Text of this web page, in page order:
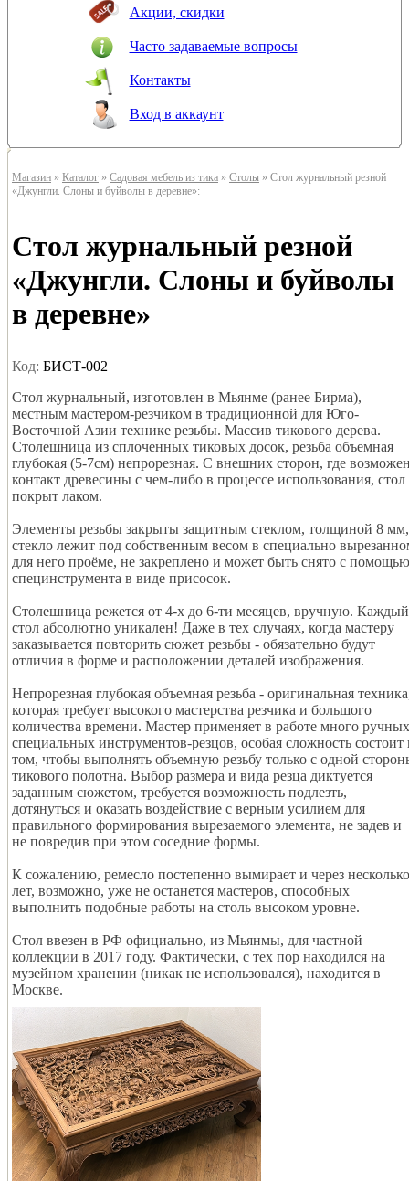
Акции, скидки
Часто задаваемые вопросы
Контакты
Вход в аккаунт
Магазин » Каталог » Садовая мебель из тика » Столы » Стол журнальный резной
«Джунгли. Слоны и буйволы в деревне»:
Стол журнальный резной
«Джунгли. Слоны и буйволы
в деревне»
Код: БИСТ-002
Стол журнальный, изготовлен в Мьянме (ранее Бирма),
местным мастером-резчиком в традиционной для Юго-
Восточной Азии технике резьбы. Массив тикового дерева.
Столешница из сплоченных тиковых досок, резьба объемная
глубокая (5-7см) непрорезная. С внешних сторон, где
контакт древесины с чем-либо в процессе использования, стол
покрыт лаком.
Элементы резьбы закрыты защитным стеклом, толщиной 8 мм,
стекло лежит под собственным весом в специально
для него проёме, не закреплено и может быть снято с помощью
специнструмента в виде присосок.
Столешница режется от 4-х до 6-ти месяцев, вручную. Каждый
стол абсолютно уникален! Даже в тех случаях, когда мастеру
заказывается повторить сюжет резьбы - обязательно будут
отличия в форме и расположении деталей изображения.
Непрорезная глубокая объемная резьба - оригинальная
которая требует высокого мастерства резчика и большого
количества времени. Мастер применяет в работе много ручных
специальных инструментов-резцов, особая сложность состоит
том, чтобы выполнять объемную резьбу только с одной
тикового полотна. Выбор размера и вида резца диктуется
заданным сюжетом, требуется возможность подлезть,
дотянуться и оказать воздействие с верным усилием для
правильного формирования вырезаемого элемента, не задев и
не повредив при этом соседние формы.
К сожалению, ремесло постепенно вымирает и через несколько
лет, возможно, уже не останется мастеров, способных
выполнить подобные работы на столь высоком уровне.
Стол ввезен в РФ официально, из Мьянмы, для частной
коллекции в 2017 году. Фактически, с тех пор находился на
музейном хранении (никак не использовался), находится в
Москве.